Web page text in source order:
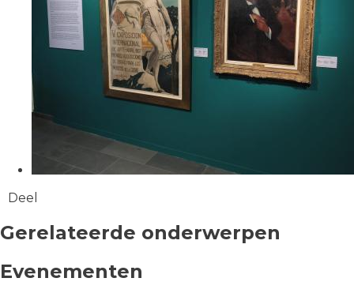
Deel
Gerelateerde onderwerpen
Evenementen